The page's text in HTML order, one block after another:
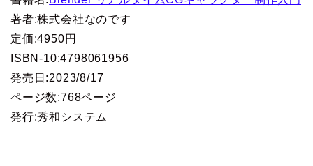
著者:株式会社なのです
定価:4950円
ISBN-10:4798061956
発売日:2023/8/17
ページ数:768ページ
発行:秀和システム